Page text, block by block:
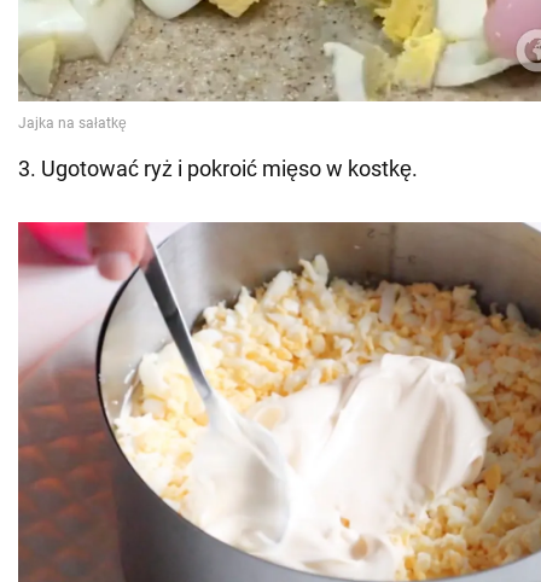
3. Ugotować ryż i pokroić mięso w kostkę.